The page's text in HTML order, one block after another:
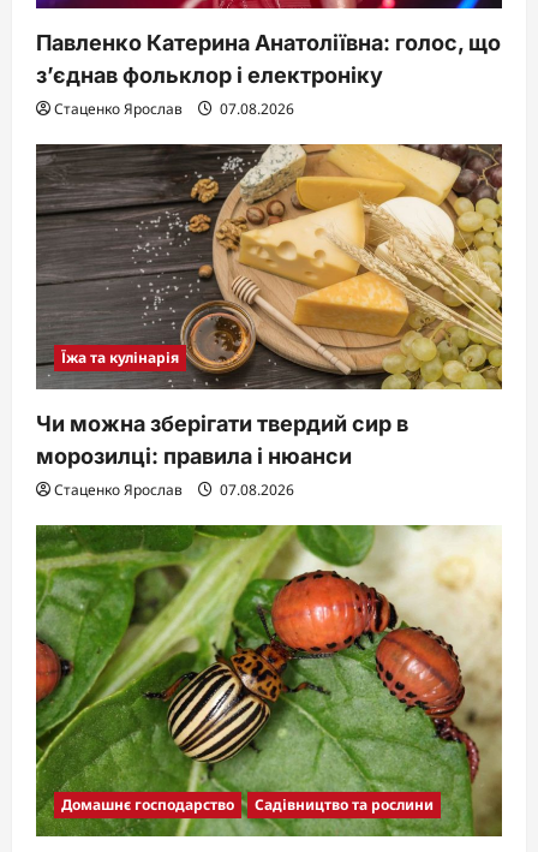
Павленко Катерина Анатоліївна: голос, що
з’єднав фольклор і електроніку
Стаценко Ярослав 07.08.2026
Їжа та кулінарія
Чи можна зберігати твердий сир в
морозилці: правила і нюанси
Стаценко Ярослав 07.08.2026
Домашнє господарство Садівництво та рослини